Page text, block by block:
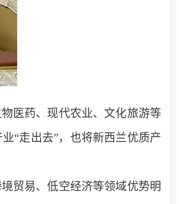
医药、现代农业、文化旅游等
“走出去”，也将新西兰优质产
贸易、低空经济等领域优势明